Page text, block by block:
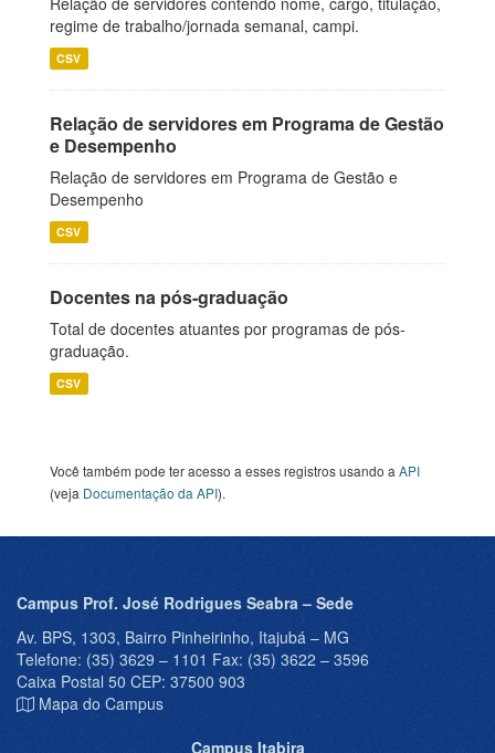
regime de trabalho/jornada semanal, campi.
CSV
Relação de servidores em Programa de Gestão
e Desempenho
Relação de servidores em Programa de Gestão e
Desempenho
CSV
Docentes na pós-graduação
Total de docentes atuantes por programas de pós-
graduação.
CSV
Você também pode ter acesso a esses registros usando a API
(veja Documentação da API).
Campus Prof. José Rodrigues Seabra – Sede
Av. BPS, 1303, Bairro Pinheirinho, Itajubá – MG
Telefone: (35) 3629 – 1101 Fax: (35) 3622 – 3596
Caixa Postal 50 CEP: 37500 903
Mapa do Campus
Campus Itabira